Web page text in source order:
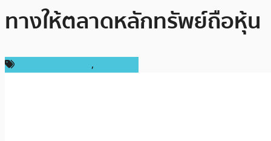
ทางให้ตลาดหลักทรัพย์ถือหุ้น
,